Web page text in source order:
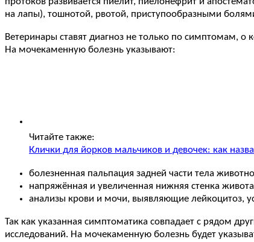
на лапы), тошнотой, рвотой, приступообразными
Ветеринары ставят диагноз не только по симптомам, о
На мочекаменную болезнь указывают:
Читайте также:
Клички для йорков мальчиков и девочек: как
болезненная пальпация задней части тела
напряжённая и увеличенная нижняя стенка
анализы крови и мочи, выявляющие лейкоцитоз,
Так как указанная симптоматика совпадает с рядом
исследований. На мочекаменную болезнь будет